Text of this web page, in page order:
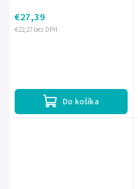
€22,27 bez DPH
€27,39
Do košíka